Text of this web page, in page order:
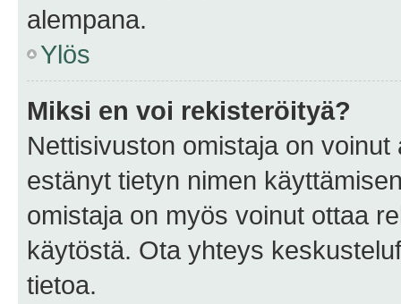
alempana.
Ylös
Miksi en voi rekisteröityä?
Nettisivuston omistaja on
estänyt tietyn nimen
omistaja on myös voinut ottaa
käytöstä. Ota yhteys
tietoa.